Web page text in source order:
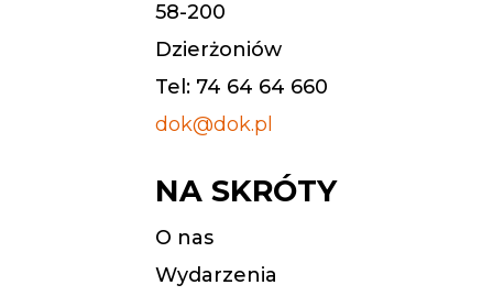
58-200
Dzierżoniów
Tel: 74 64 64 660
dok@dok.pl
NA SKRÓTY
O nas
Wydarzenia